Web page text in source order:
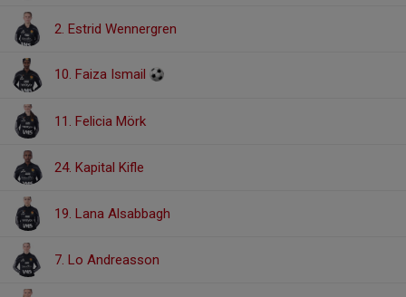
2. Estrid Wennergren
10. Faiza Ismail
11. Felicia Mörk
24. Kapital Kifle
19. Lana Alsabbagh
7. Lo Andreasson